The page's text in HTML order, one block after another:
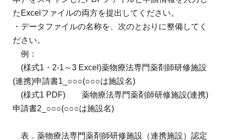
たExcelファイルの両方を提出してください。
・データファイルの名称を、次のとおりに整備してく
ださい。
例：
(様式1・2-1～3 Excel)薬物療法専門薬剤師研修施設
(連携)申請書1_○○○(○○○は施設名)
(様式1 PDF) 薬物療法専門薬剤師研修施設(連携)
申請書2_○○○(○○○は施設名)
表． 薬物療法専門薬剤師研修施設（連携施設）認定